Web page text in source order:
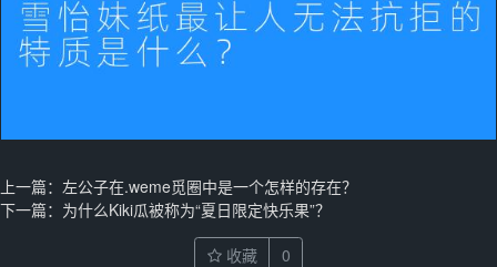
上一篇： 左公子在.weme觅圈中是一个怎样的存在？
下一篇： 为什么Kiki瓜被称为“夏日限定快乐果”？
收藏 0